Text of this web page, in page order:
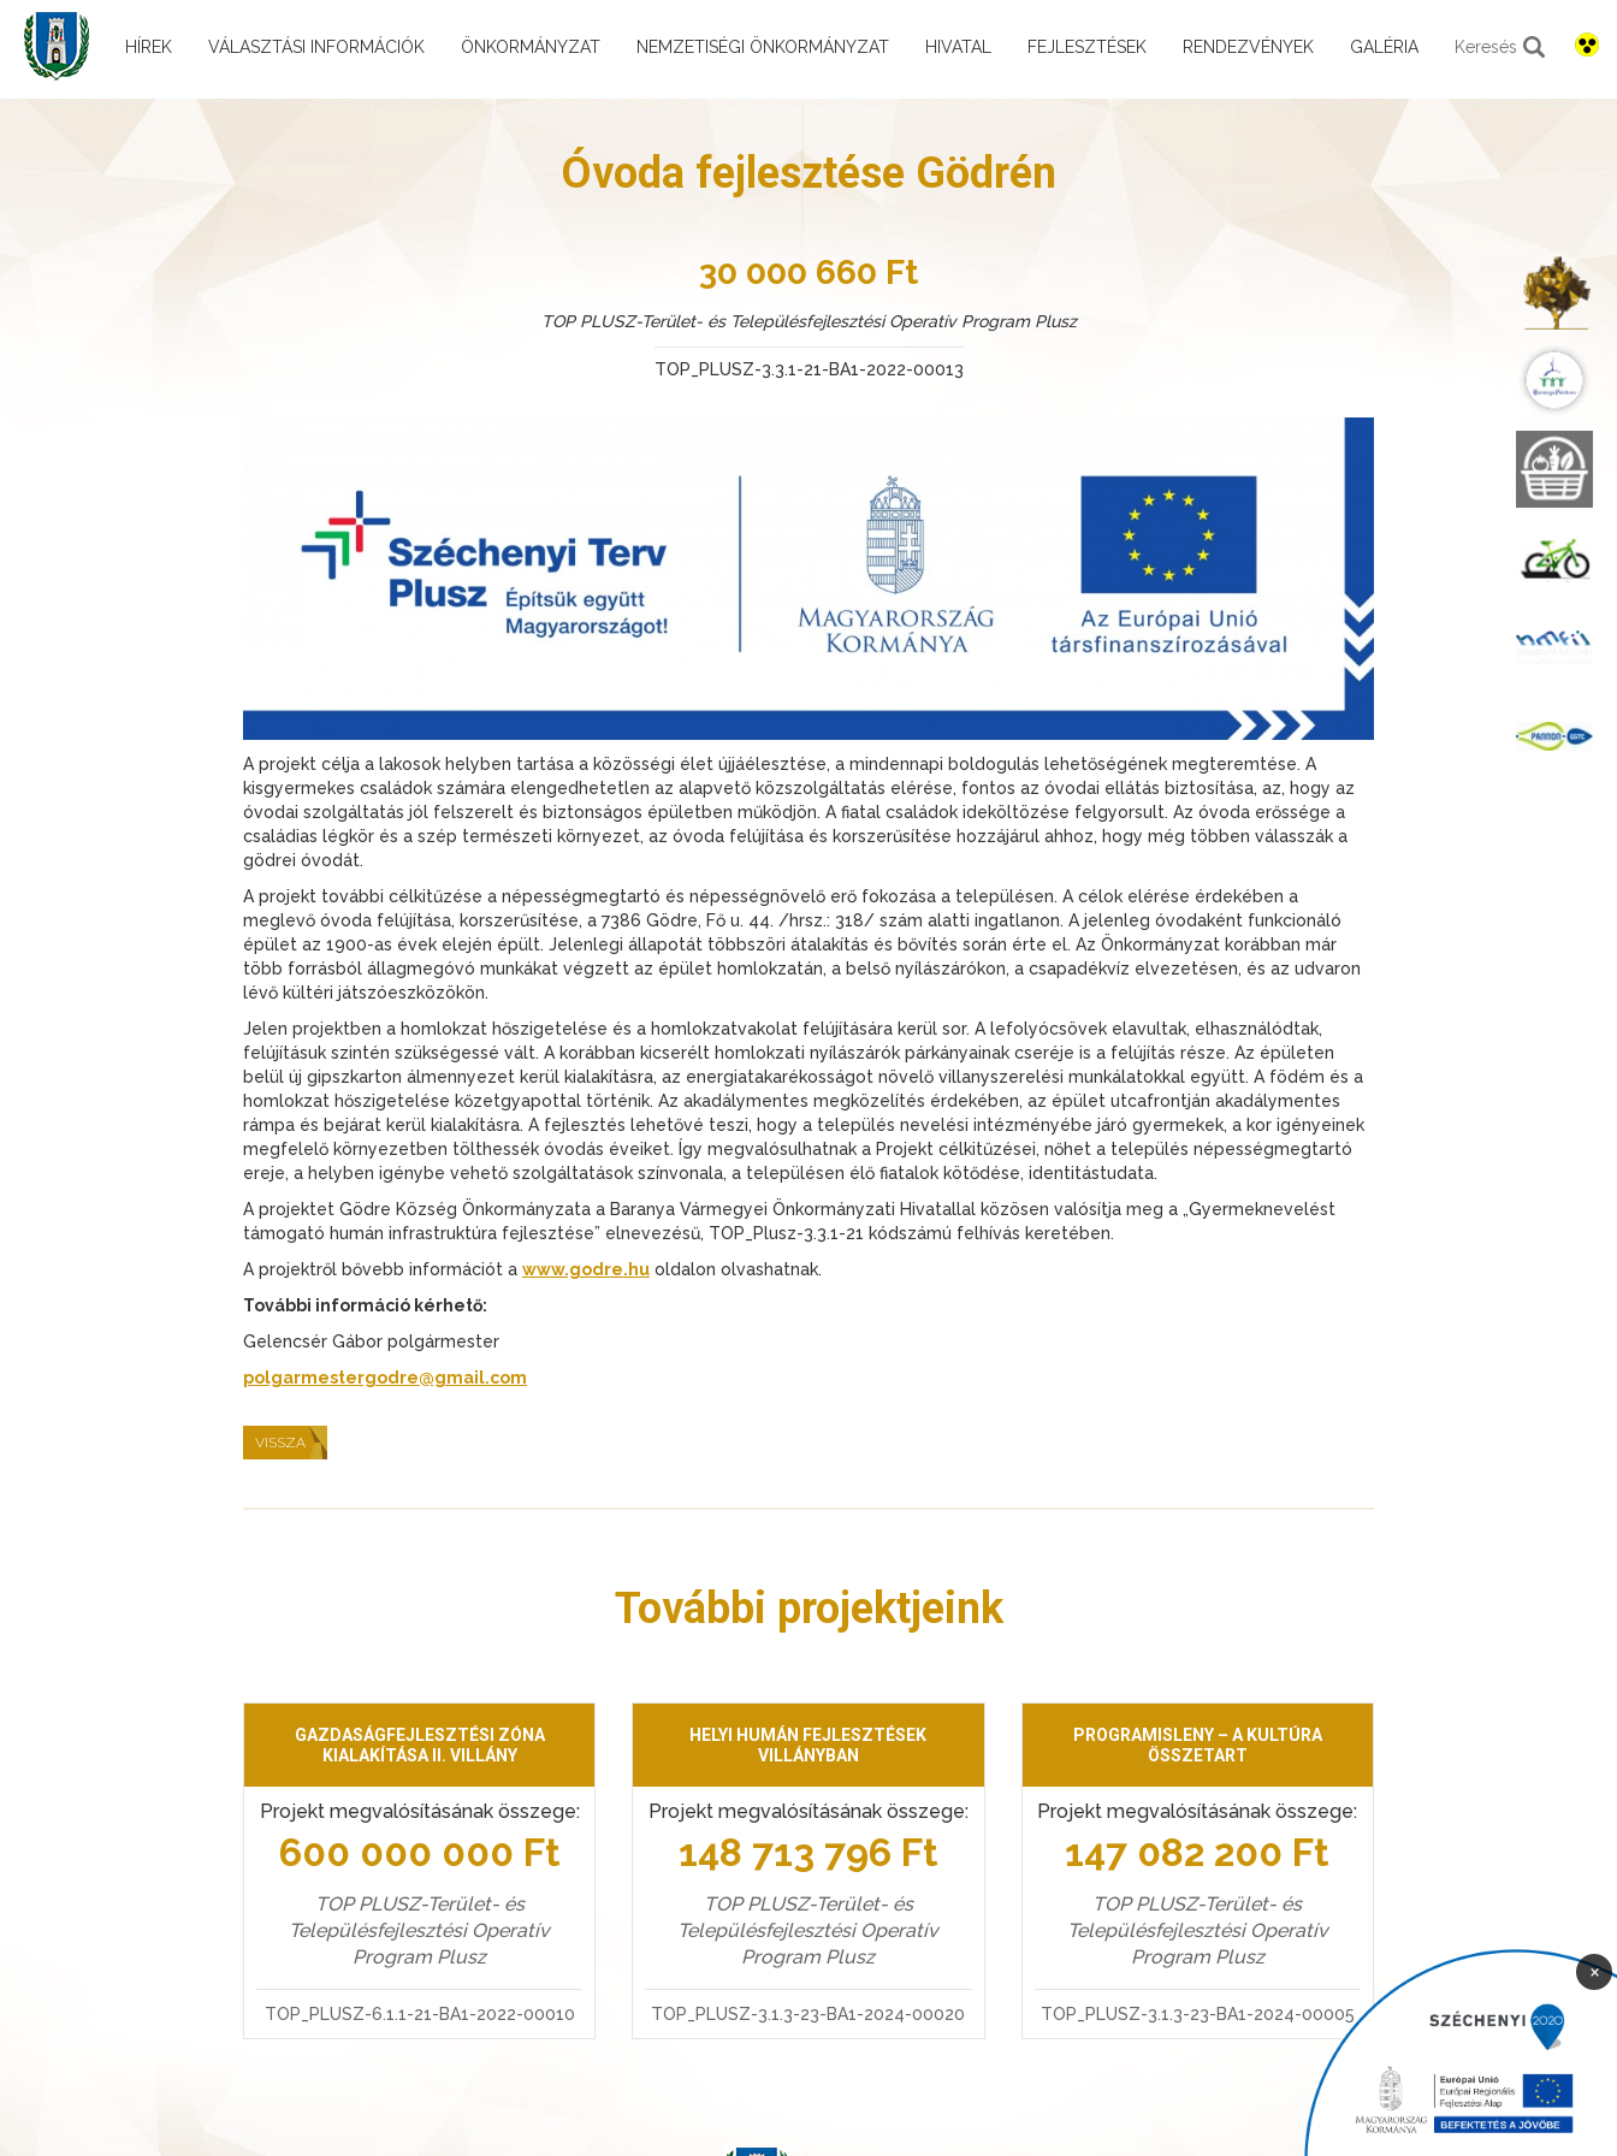
HÍREK VÁLASZTÁSI INFORMÁCIÓK ÖNKORMÁNYZAT NEMZETISÉGI ÖNKORMÁNYZAT HIVATAL FEJLESZTÉSEK RENDEZVÉNYEK GALÉRIA Keresés
Óvoda fejlesztése Gödrén
30 000 660 Ft
TOP PLUSZ-Terület- és Településfejlesztési Operatív Program Plusz
TOP_PLUSZ-3.3.1-21-BA1-2022-00013
A projekt célja a lakosok helyben tartása a közösségi élet újjáélesztése, a mindennapi boldogulás lehetőségének megteremtése. A
kisgyermekes családok számára elengedhetetlen az alapvető közszolgáltatás elérése, fontos az óvodai ellátás biztosítása, az, hogy az
óvodai szolgáltatás jól felszerelt és biztonságos épületben működjön. A fiatal családok ideköltözése felgyorsult. Az óvoda erőssége a
családias légkör és a szép természeti környezet, az óvoda felújítása és korszerűsítése hozzájárul ahhoz, hogy még többen válasszák a
gödrei óvodát.
A projekt további célkitűzése a népességmegtartó és népességnövelő erő fokozása a településen. A célok elérése érdekében a
meglevő óvoda felújítása, korszerűsítése, a 7386 Gödre, Fő u. 44. /hrsz.: 318/ szám alatti ingatlanon. A jelenleg óvodaként funkcionáló
épület az 1900-as évek elején épült. Jelenlegi állapotát többszöri átalakítás és bővítés során érte el. Az Önkormányzat korábban már
több forrásból állagmegóvó munkákat végzett az épület homlokzatán, a belső nyílászárókon, a csapadékvíz elvezetésen, és az udvaron
lévő kültéri játszóeszközökön.
Jelen projektben a homlokzat hőszigetelése és a homlokzatvakolat felújítására kerül sor. A lefolyócsövek elavultak, elhasználódtak,
felújításuk szintén szükségessé vált. A korábban kicserélt homlokzati nyílászárók párkányainak cseréje is a felújítás része. Az épületen
belül új gipszkarton álmennyezet kerül kialakításra, az energiatakarékosságot növelő villanyszerelési munkálatokkal együtt. A födém és a
homlokzat hőszigetelése kőzetgyapottal történik. Az akadálymentes megközelítés érdekében, az épület utcafrontján akadálymentes
rámpa és bejárat kerül kialakításra. A fejlesztés lehetővé teszi, hogy a település nevelési intézményébe járó gyermekek, a kor igényeinek
megfelelő környezetben tölthessék óvodás éveiket. Így megvalósulhatnak a Projekt célkitűzései, nőhet a település népességmegtartó
ereje, a helyben igénybe vehető szolgáltatások színvonala, a településen élő fiatalok kötődése, identitástudata.
A projektet Gödre Község Önkormányzata a Baranya Vármegyei Önkormányzati Hivatallal közösen valósítja meg a „Gyermeknevelést
támogató humán infrastruktúra fejlesztése” elnevezésű, TOP_Plusz-3.3.1-21 kódszámú felhívás keretében.
A projektről bővebb információt a www.godre.hu oldalon olvashatnak.
További információ kérhető:
Gelencsér Gábor polgármester
polgarmestergodre@gmail.com
VISSZA
További projektjeink
GAZDASÁGFEJLESZTÉSI ZÓNA
KIALAKÍTÁSA II. VILLÁNY
Projekt megvalósításának összege:
600 000 000 Ft
TOP PLUSZ-Terület- és
Településfejlesztési Operatív
Program Plusz
TOP_PLUSZ-6.1.1-21-BA1-2022-00010
HELYI HUMÁN FEJLESZTÉSEK
VILLÁNYBAN
Projekt megvalósításának összege:
148 713 796 Ft
TOP PLUSZ-Terület- és
Településfejlesztési Operatív
Program Plusz
TOP_PLUSZ-3.1.3-23-BA1-2024-00020
PROGRAMISLENY – A KULTÚRA
ÖSSZETART
Projekt megvalósításának összege:
147 082 200 Ft
TOP PLUSZ-Terület- és
Településfejlesztési Operatív
Program Plusz
TOP_PLUSZ-3.1.3-23-BA1-2024-00005
×